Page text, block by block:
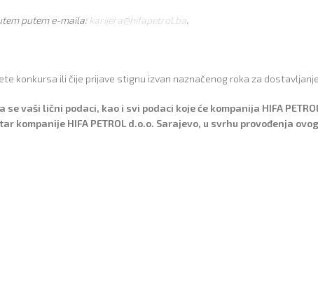
putem e-maila: karijera@hifapetrol.ba.
konkursa ili čije prijave stignu izvan naznačenog roka za
vaši lični podaci, kao i svi podaci koje će kompanija HIFA
HIFA PETROL d.o.o. Sarajevo, u svrhu provođenja